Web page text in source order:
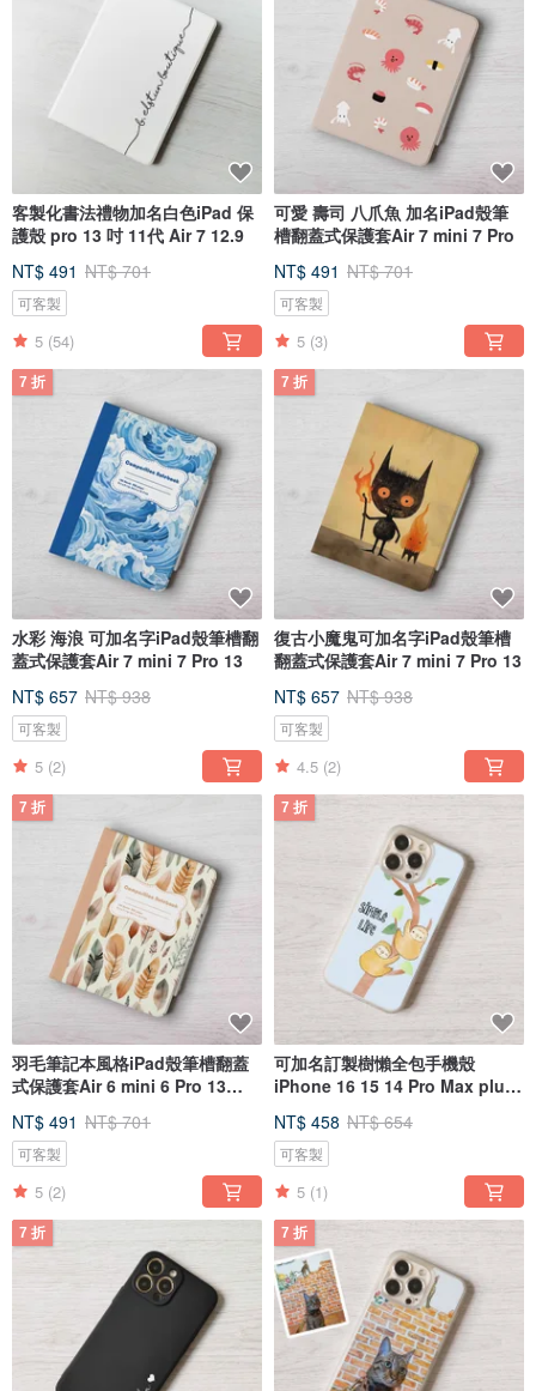
客製化書法禮物加名白色iPad 保
護殼 pro 13 吋 11代 Air 7 12.9
NT$ 491 NT$ 701
可客製
5 (54)
可愛 壽司 八爪魚 加名iPad殼筆
槽翻蓋式保護套Air 7 mini 7 Pro
NT$ 491 NT$ 701
可客製
5 (3)
7 折
水彩 海浪 可加名字iPad殼筆槽翻
蓋式保護套Air 7 mini 7 Pro 13
NT$ 657 NT$ 938
可客製
5 (2)
7 折
復古小魔鬼可加名字iPad殼筆槽
翻蓋式保護套Air 7 mini 7 Pro 13
NT$ 657 NT$ 938
可客製
4.5 (2)
7 折
羽毛筆記本風格iPad殼筆槽翻蓋
式保護套Air 6 mini 6 Pro 13
NT$ 491 NT$ 701
可客製
5 (2)
7 折
可加名訂製樹懶全包手機殼
iPhone 16 15 14 Pro Max plus
NT$ 458 NT$ 654
可客製
5 (1)
7 折 7 折